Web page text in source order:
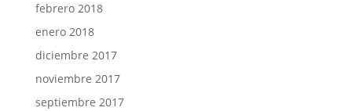
febrero 2018
enero 2018
diciembre 2017
noviembre 2017
septiembre 2017